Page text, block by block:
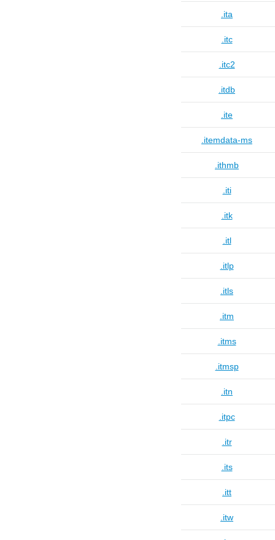
.ita
.itc
.itc2
.itdb
.ite
.itemdata-ms
.ithmb
.iti
.itk
.itl
.itlp
.itls
.itm
.itms
.itmsp
.itn
.itpc
.itr
.its
.itt
.itw